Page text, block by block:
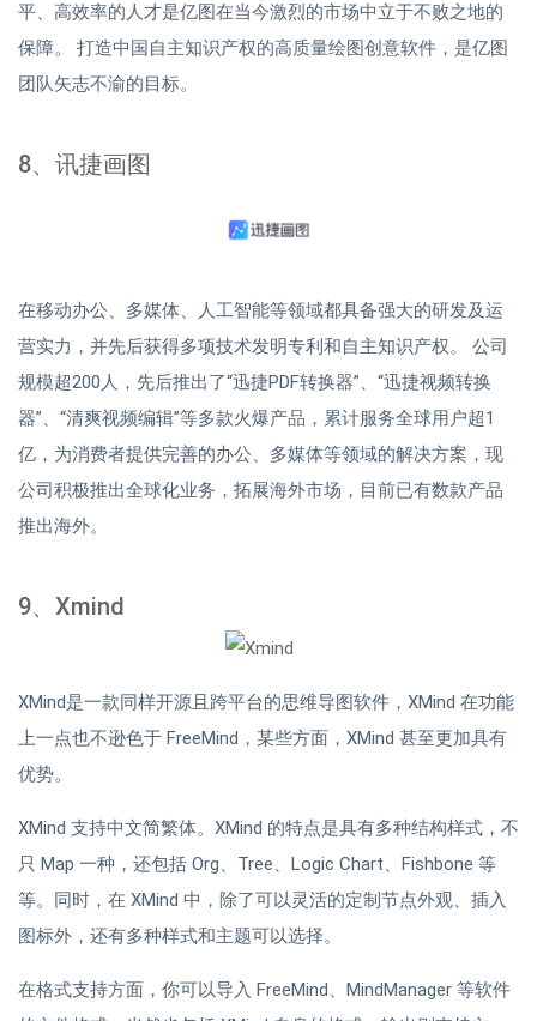
平、高效率的人才是亿图在当今激烈的市场中立于不败之地的
保障。 打造中国自主知识产权的高质量绘图创意软件，是亿图
团队矢志不渝的目标。
8、讯捷画图
在移动办公、多媒体、人工智能等领域都具备强大的研发及运
营实力，并先后获得多项技术发明专利和自主知识产权。 公司
规模超200人，先后推出了“迅捷PDF转换器”、“迅捷视频转换
器”、“清爽视频编辑”等多款火爆产品，累计服务全球用户超1
亿，为消费者提供完善的办公、多媒体等领域的解决方案，现
公司积极推出全球化业务，拓展海外市场，目前已有数款产品
推出海外。
9、Xmind
XMind是一款同样开源且跨平台的思维导图软件，XMind 在功能
上一点也不逊色于 FreeMind，某些方面，XMind 甚至更加具有
优势。
XMind 支持中文简繁体。XMind 的特点是具有多种结构样式，不
只 Map 一种，还包括 Org、Tree、Logic Chart、Fishbone 等
等。同时，在 XMind 中，除了可以灵活的定制节点外观、插入
图标外，还有多种样式和主题可以选择。
在格式支持方面，你可以导入 FreeMind、MindManager 等软件